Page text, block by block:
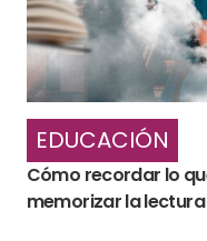
EDUCACIÓN
Cómo recordar lo
memorizar la lectura